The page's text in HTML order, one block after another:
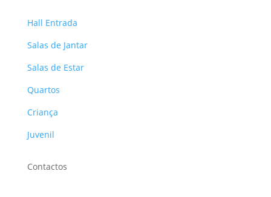
Hall Entrada
Salas de Jantar
Salas de Estar
Quartos
Criança
Juvenil
Contactos